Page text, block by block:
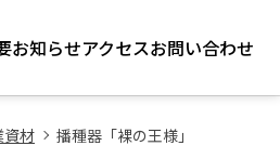
お知らせアクセスお問い合わせ
資材 播種器「裸の王様」